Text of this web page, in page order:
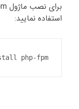
استفاده نمایید:
php-fpm